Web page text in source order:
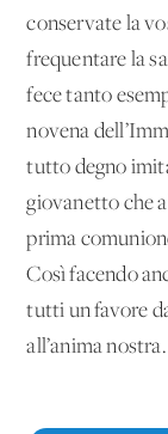
conservate la
frequentare la
fece tanto
novena
tutto degno
giovanetto che
prima
Così facendo
tutti un favore
all’anima